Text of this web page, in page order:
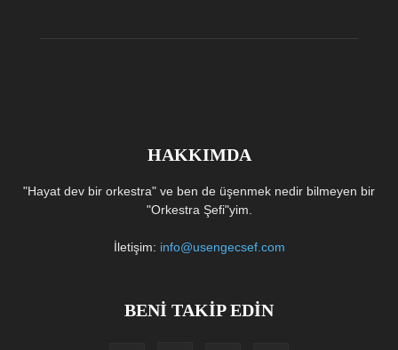
HAKKIMDA
"Hayat dev bir orkestra" ve ben de üşenmek nedir bilmeyen bir
"Orkestra Şefi"yim.
İletişim: info@usengecsef.com
BENİ TAKİP EDİN